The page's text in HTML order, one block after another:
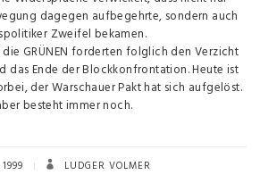
dagegen aufbegehrte, sondern auch
Zweifel bekamen.
GRÜNEN forderten folglich den Verzicht
das Ende der Blockkonfrontation. Heute ist
der Warschauer Pakt hat sich aufgelöst.
besteht immer noch.
LUDGER VOLMER